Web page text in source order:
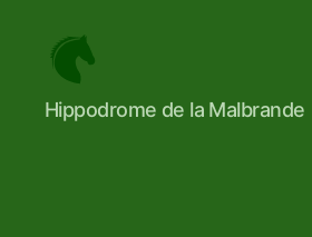
Hippodrome
de
Hippodrome de la Malbrande